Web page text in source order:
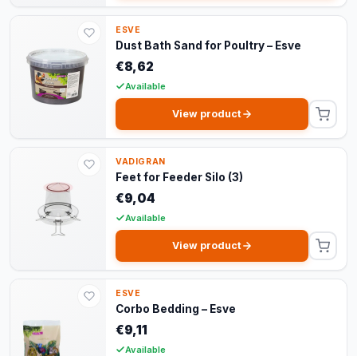
ESVE
Dust Bath Sand for Poultry – Esve
€8,62
Available
View product
VADIGRAN
Feet for Feeder Silo (3)
€9,04
Available
View product
ESVE
Corbo Bedding – Esve
€9,11
Available